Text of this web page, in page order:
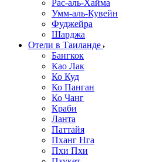
Рас-аль-Хайма
Умм-аль-Кувейн
Фуджейра
Шарджа
Отели в Таиланде
Бангкок
Као Лак
Ко Куд
Ко Панган
Ко Чанг
Краби
Ланта
Паттайя
Пханг Нга
Пхи Пхи